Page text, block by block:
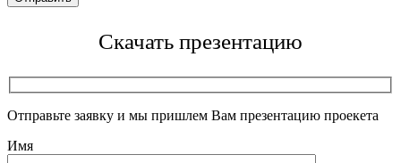
Скачать презентацию
Отправьте заявку и мы пришлем Вам презентацию проекета
Имя